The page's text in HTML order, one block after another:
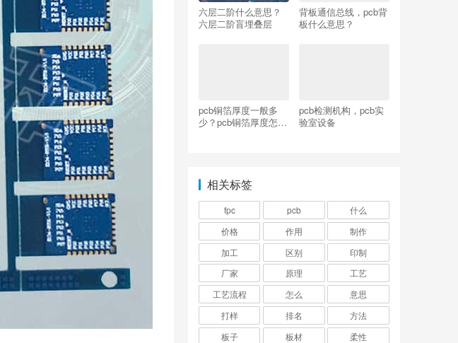
六层二阶什么意思？
六层二阶盲埋叠层
背板通信总线，pcb背
板什么意思？
pcb铜箔厚度一般多
少？pcb铜箔厚度怎么
pcb检测机构，pcb实
验室设备
相关标签
fpc pcb
什么
价格
作用
制作
加工
区别
印制
厂家
原理
工艺
工艺流程
怎么
意思
打样
排名
方法
板子
板材
柔性